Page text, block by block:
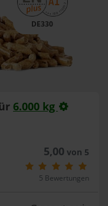
DE330
6.000 kg
5,00 von 5
5 Bewertungen